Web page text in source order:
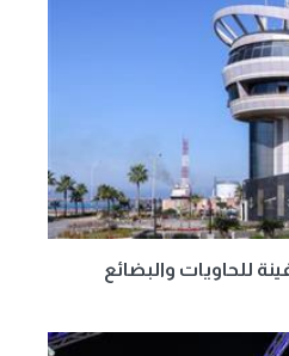
يتداول 16 سفينة للحاويات والبضائع